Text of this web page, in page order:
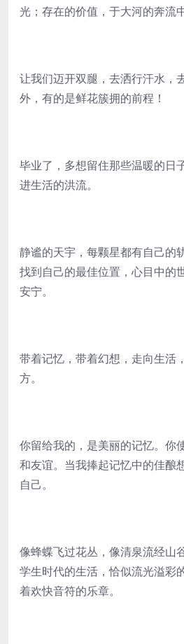
光；存在的价值，于大河的奔流
让我们迈开双腿，去洒行汗水，
外，有的是鲜花簇拥的前程！
毕业了，多想留住那些温暖的日
进生活的洪流。
静谧的天宇，每颗星都有自己的
找到自己的最佳位置，心目中的
安宁。
带着记忆，带着幻想，走向生活
方。
你留给我的，是美丽的记忆。你
和友谊。当我捧起记忆中的佳酿
自己。
像蜂蝶飞过花丛，像清泉流经山
学生时代的生活，恰似流光溢彩
着欢快音符的乐章。